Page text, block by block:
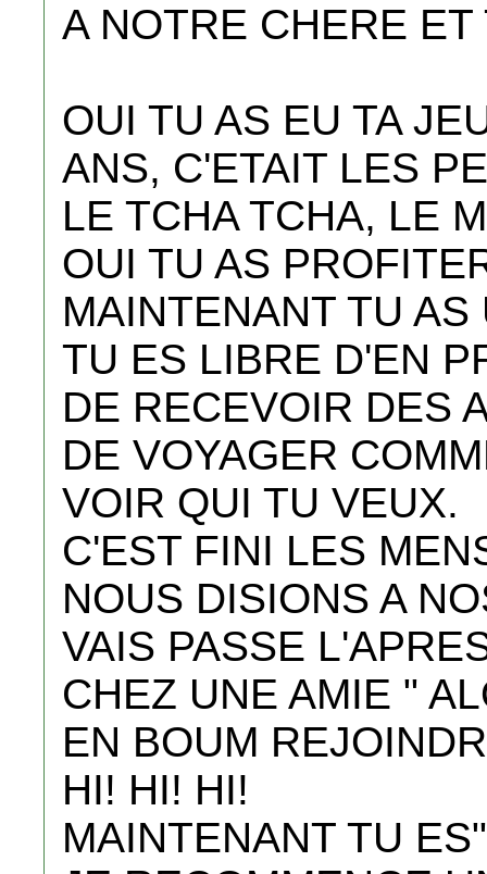
A NOTRE CHERE
OUI TU AS EU TA
ANS, C'ETAIT LES
LE TCHA TCHA, LE
OUI TU AS
MAINTENANT TU
TU ES LIBRE D'EN
DE RECEVOIR DES
DE VOYAGER
VOIR QUI TU VEUX.
C'EST FINI LES
NOUS DISIONS A
VAIS PASSE
CHEZ UNE AMIE "
EN BOUM
HI! HI! HI!
MAINTENANT TU